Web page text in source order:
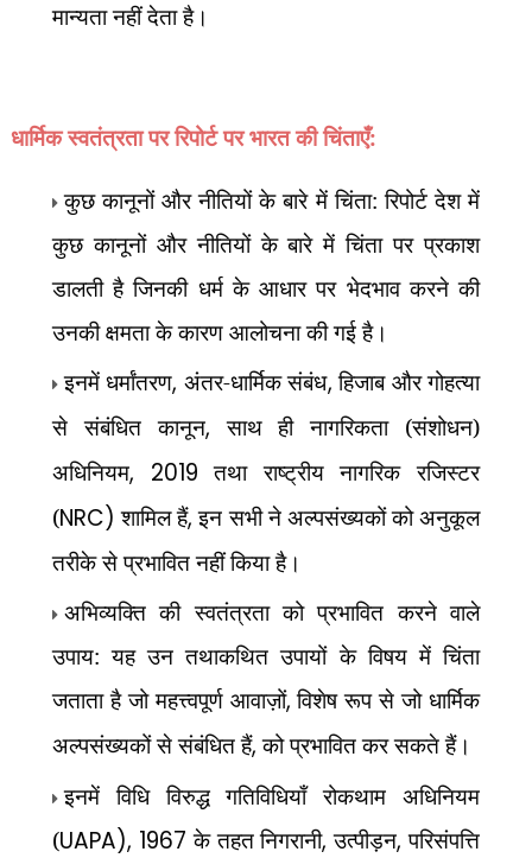
मान्यता नहीं देता है।
धार्मिक स्वतंत्रता पर रिपोर्ट परभारत की चिंताएँ:
कुछ कानूनों और नीतियों के बारे में चिंता: रिपोर्ट देश में
कुछ कानूनों और नीतियों के बारे में चिंता पर प्रकाश
डालती है जिनकी धर्म के आधार पर भेदभाव करने की
उनकी क्षमता के कारण आलोचना की गई है।
इनमें धर्मांतरण, अंतर-धार्मिक संबंध,हिजाब और गोहत्या
से संबंधित कानून,साथ ही नागरिकता (संशोधन)
अधिनियम, 2019 तथा राष्ट्रीय नागरिक रजिस्टर
(NRC)शामिल हैं,इन सभी ने अल्पसंख्यकों को अनुकूल
तरीके से प्रभावित नहीं किया है।
अभिव्यक्ति की स्वतंत्रता को प्रभावित करने वाले
उपाय: यह उन तथाकथित उपायों के विषय में चिंता
जताता है जो महत्त्वपूर्ण आवाज़ों,विशेष रूप से जो धार्मिक
अल्पसंख्यकों से संबंधित हैं,को प्रभावित कर सकते हैं।
इनमें विधि विरुद्ध गतिविधियाँ रोकथाम अधिनियम
(UAPA), 1967 के तहत निगरानी,उत्पीड़न,परिसंपत्ति